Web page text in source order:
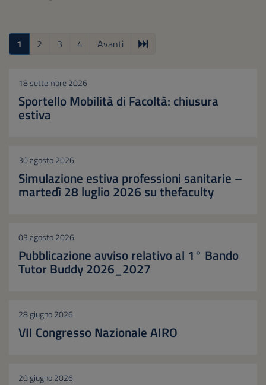
1 2 3 4 Avanti
18 settembre 2026
Sportello Mobilità di Facoltà: chiusura
estiva
30 agosto 2026
Simulazione estiva professioni sanitarie –
martedì 28 luglio 2026 su thefaculty
03 agosto 2026
Pubblicazione avviso relativo al 1° Bando
Tutor Buddy 2026_2027
28 giugno 2026
VII Congresso Nazionale AIRO
20 giugno 2026